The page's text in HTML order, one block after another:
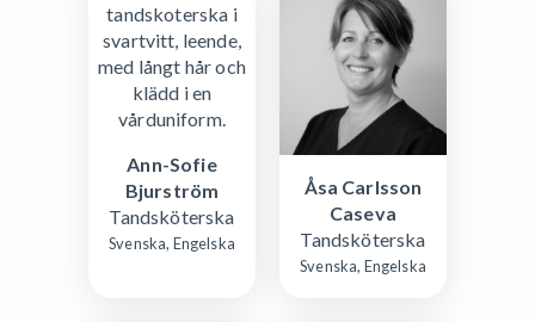
Ann-Sofie
Bjurström
Tandsköterska
Svenska, Engelska
Åsa Carlsson
Caseva
Tandsköterska
Svenska, Engelska